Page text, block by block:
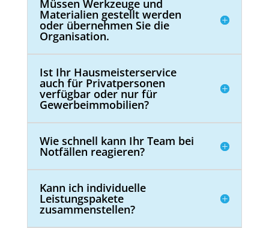
Müssen Werkzeuge und
Materialien gestellt werden
oder übernehmen Sie die
Organisation.
Ist Ihr Hausmeisterservice
auch für Privatpersonen
verfügbar oder nur für
Gewerbeimmobilien?
Wie schnell kann Ihr Team bei
Notfällen reagieren?
Kann ich individuelle
Leistungspakete
zusammenstellen?